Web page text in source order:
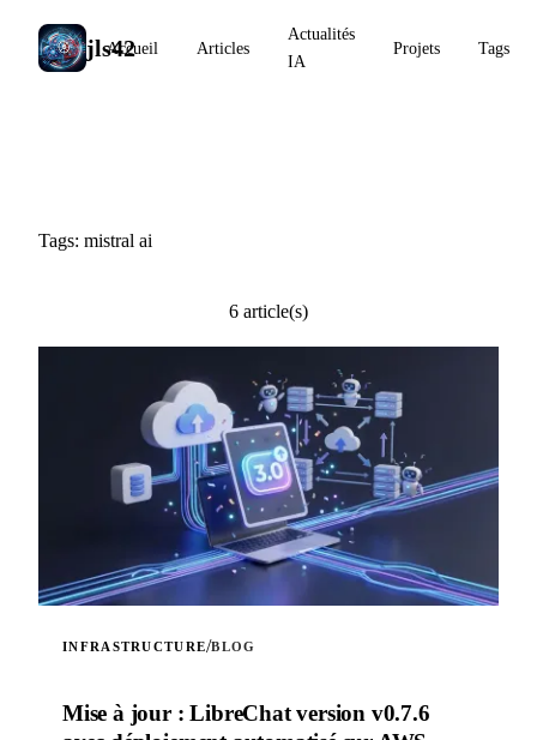
jls42
Accueil Articles
Actualités
IA
Projets Tags
Tags: mistral ai
6 article(s)
INFRASTRUCTURE/BLOG
Mise à jour : LibreChat version v0.7.6